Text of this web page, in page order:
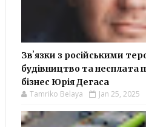
Звʼязки з російськими
будівництво та несплата
бізнес Юрія Дегаса
Tamriko Belaya Jan 25, 2025